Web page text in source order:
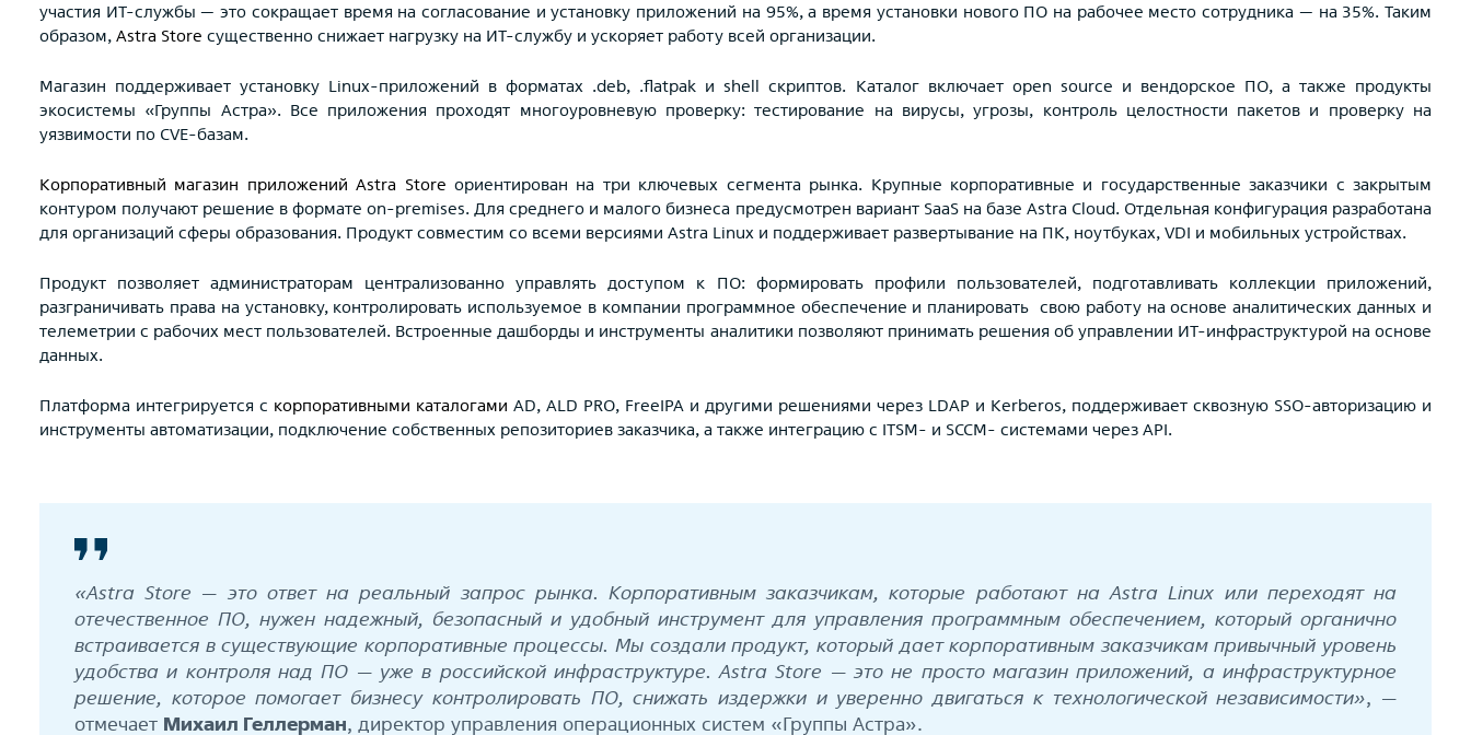
участия ИТ-службы — это сокращает время на согласование и установку приложений на 95%, а время установки нового ПО на рабочее место сотрудника — на 35%. Таким
образом, Astra Store существенно снижает нагрузку на ИТ-службу и ускоряет работу всей организации.
Магазин поддерживает установку Linux-приложений в форматах .deb, .flatpak и shell скриптов. Каталог включает open source и вендорское ПО, а также продукты
экосистемы «Группы Астра». Все приложения проходят многоуровневую проверку: тестирование на вирусы, угрозы, контроль целостности пакетов и проверку на
уязвимости по CVE-базам.
Корпоративный магазин приложений Astra Store ориентирован на три ключевых сегмента рынка. Крупные корпоративные и государственные заказчики с закрытым
контуром получают решение в формате on-premises. Для среднего и малого бизнеса предусмотрен вариант SaaS на базе Astra Cloud. Отдельная конфигурация разработана
для организаций сферы образования. Продукт совместим со всеми версиями Astra Linux и поддерживает развертывание на ПК, ноутбуках, VDI и мобильных устройствах.
Продукт позволяет администраторам централизованно управлять доступом к ПО: формировать профили пользователей, подготавливать коллекции приложений,
разграничивать права на установку, контролировать используемое в компании программное обеспечение и планировать свою работу на основе аналитических данных и
телеметрии с рабочих мест пользователей. Встроенные дашборды и инструменты аналитики позволяют принимать решения об управлении ИТ-инфраструктурой на основе
данных.
Платформа интегрируется с корпоративными каталогами AD, ALD PRO, FreeIPA и другими решениями через LDAP и Kerberos, поддерживает сквозную SSO-авторизацию и
инструменты автоматизации, подключение собственных репозиториев заказчика, а также интеграцию с ITSM- и SCCM- системами через API.
«Astra Store — это ответ на реальный запрос рынка. Корпоративным заказчикам, которые работают на Astra Linux или переходят на
отечественное ПО, нужен надежный, безопасный и удобный инструмент для управления программным обеспечением, который органично
встраивается в существующие корпоративные процессы. Мы создали продукт, который дает корпоративным заказчикам привычный уровень
удобства и контроля над ПО — уже в российской инфраструктуре. Astra Store — это не просто магазин приложений, а инфраструктурное
решение, которое помогает бизнесу контролировать ПО, снижать издержки и уверенно двигаться к технологической независимости» , —
отмечает Михаил Геллерман , директор управления операционных систем «Группы Астра».